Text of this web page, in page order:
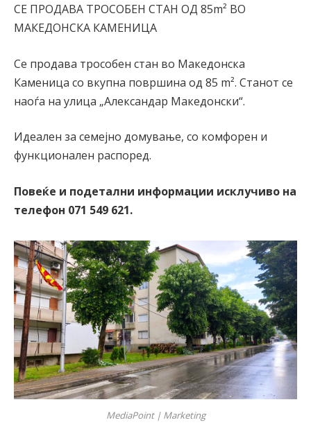
СЕ ПРОДАВА ТРОСОБЕН СТАН ОД 85m² ВО
МАКЕДОНСКА КАМЕНИЦА
Се продава трособен стан во Македонска
Каменица со вкупна површина од 85 m². Станот се
наоѓа на улица „Александар Македонски“.
Идеален за семејно домување, со комфорен и
функционален распоред.
Повеќе и подетални информации исклучиво на
телефон 071 549 621.
MediaPoint | Marketing